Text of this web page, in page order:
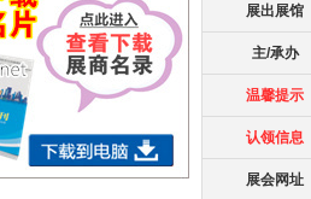
展出展馆
主/承办
温馨提示
认领信息
展会网址